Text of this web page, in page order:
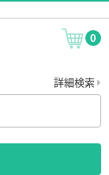
0
詳細検索